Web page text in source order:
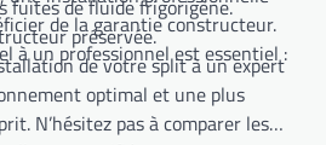
de la garantie constructeur.
à un professionnel est essentiel :
fuites de fluide frigorigène.
préservée.
de votre split à un expert
optimal et une plus
les